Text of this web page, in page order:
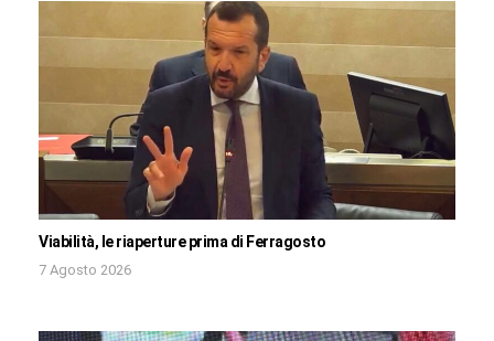
Viabilità, le riaperture prima di Ferragosto
7 Agosto 2026